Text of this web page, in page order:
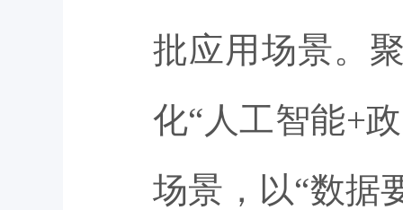
批应用场景。
化“人工智能+
场景，以“数据